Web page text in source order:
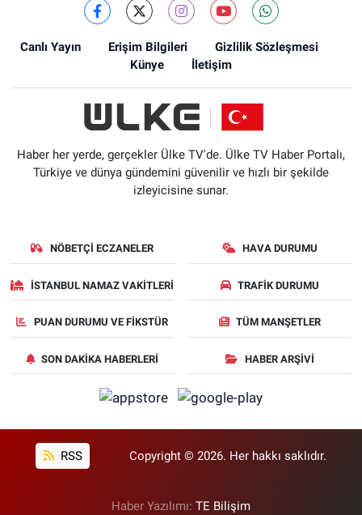
Canlı Yayın Erişim Bilgileri
Gizlilik Sözleşmesi
Künye
İletişim
Haber her yerde, gerçekler Ülke TV'de. Ülke TV Haber Portalı,
Türkiye ve dünya gündemini güvenilir ve hızlı bir şekilde
izleyicisine sunar.
NÖBETÇI ECZANELER HAVA DURUMU
İSTANBUL NAMAZ VAKITLERI TRAFIK DURUMU
PUAN DURUMU VE FIKSTÜR TÜM MANŞETLER
SON DAKIKA HABERLERI HABER ARŞIVI
RSS Copyright © 2026. Her hakkı saklıdır.
Haber Yazılımı: TE Bilişim